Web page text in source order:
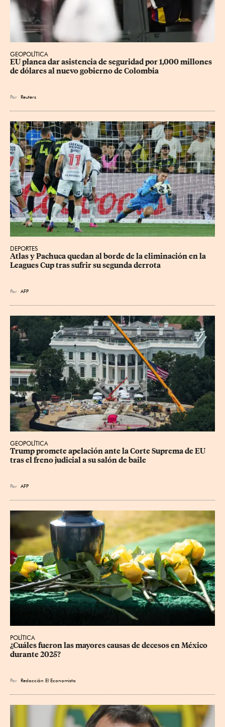
GEOPOLÍTICA
EU planea dar asistencia de seguridad por 1,000 millones
de dólares al nuevo gobierno de Colombia
Por Reuters
DEPORTES
Atlas y Pachuca quedan al borde de la eliminación en la
Leagues Cup tras sufrir su segunda derrota
Por AFP
GEOPOLÍTICA
Trump promete apelación ante la Corte Suprema de EU
tras el freno judicial a su salón de baile
Por AFP
POLÍTICA
¿Cuáles fueron las mayores causas de decesos en México
durante 2025?
Por Redacción El Economista